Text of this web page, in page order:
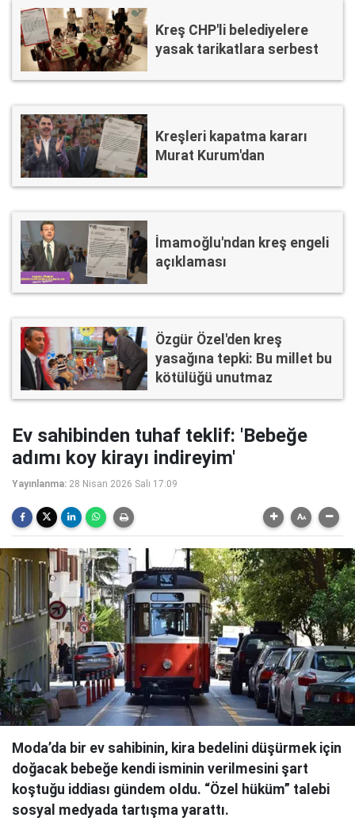
Kreş CHP'li belediyelere
yasak tarikatlara serbest
Kreşleri kapatma kararı
Murat Kurum'dan
İmamoğlu'ndan kreş engeli
açıklaması
Özgür Özel'den kreş
yasağına tepki: Bu millet bu
kötülüğü unutmaz
Ev sahibinden tuhaf teklif: 'Bebeğe
adımı koy kirayı indireyim'
Yayınlanma: 28 Nisan 2026 Salı 17:09
Moda’da bir ev sahibinin, kira bedelini düşürmek için
doğacak bebeğe kendi isminin verilmesini şart
koştuğu iddiası gündem oldu. “Özel hüküm” talebi
sosyal medyada tartışma yarattı.